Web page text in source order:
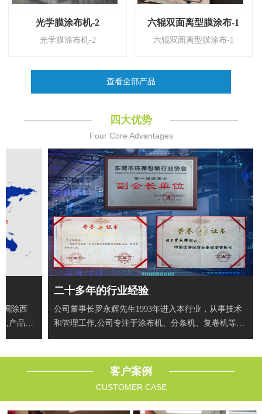
光学膜涂布机-2
光学膜涂布机-2
六辊双面离型膜涂布-1
六辊双面离型膜涂布-1
查看全部产品
四大优势
Four Core Advantages
国除西
,产品出
二十多年的行业经验
公司董事长罗永辉先生1993年进入本行业，从事技术
和管理工作,公司专注于涂布机、分条机、复卷机等智
客户案例
CUSTOMER CASE